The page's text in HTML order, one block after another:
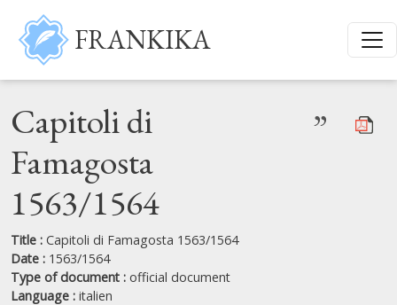
Skip to main content
FRANKIKA
Capitoli di
Famagosta
1563/1564
”
Title : Capitoli di Famagosta 1563/1564
Date : 1563/1564
Type of document : official document
Language : italien